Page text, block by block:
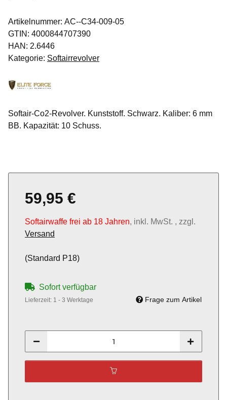
Artikelnummer: AC--C34-009-05
GTIN: 4000844707390
HAN: 2.6446
Kategorie: Softairrevolver
Softair-Co2-Revolver. Kunststoff. Schwarz. Kaliber: 6 mm
BB. Kapazität: 10 Schuss.
59,95 €
Softairwaffe frei ab 18 Jahren, inkl. MwSt. , zzgl.
Versand
(Standard P18)
Sofort verfügbar
Lieferzeit: 1 - 3 Werktage Frage zum Artikel